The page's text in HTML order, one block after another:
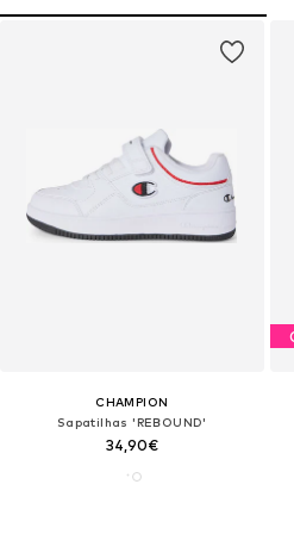
CHAMPION
Sapatilhas 'REBOUND'
34,90€